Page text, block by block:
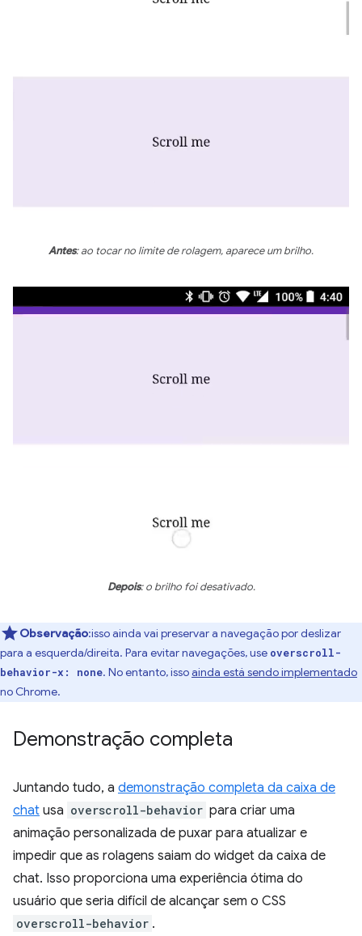
Antes: ao tocar no limite de rolagem, aparece um brilho.
Depois: o brilho foi desativado.
Observação:isso ainda vai preservar a navegação por deslizar
para a esquerda/direita. Para evitar navegações, use overscroll-
behavior-x: none. No entanto, issoainda está sendo implementado
no Chrome.
Demonstração completa
Juntando tudo, a demonstração completa da caixa de
chat usa overscroll-behavior para criar uma
animação personalizada de puxar para atualizar e
impedir que as rolagens saiam do widget da caixa de
chat. Isso proporciona uma experiência ótima do
usuário que seria difícil de alcançar sem o CSS
overscroll-behavior .